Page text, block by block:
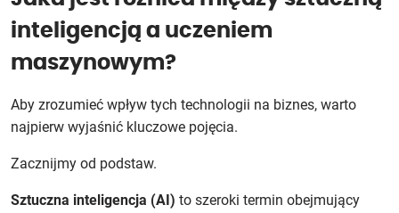
inteligencją a uczeniem
maszynowym?
Aby zrozumieć wpływ tych technologii na biznes, warto
najpierw wyjaśnić kluczowe pojęcia.
Zacznijmy od podstaw.
Sztuczna inteligencja (AI) to szeroki termin obejmujący